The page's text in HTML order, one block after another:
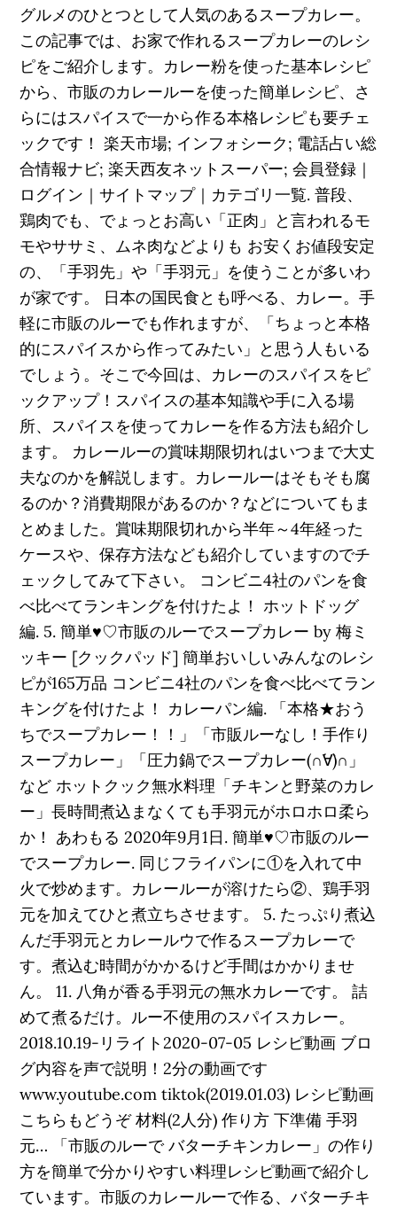
グルメのひとつとして人気のあるスープカレー。
この記事では、お家で作れるスープカレーのレシ
ピをご紹介します。カレー粉を使った基本レシピ
から、市販のカレールーを使った簡単レシピ、さ
らにはスパイスで一から作る本格レシピも要チェ
ックです！ 楽天市場; インフォシーク; 電話占い総
合情報ナビ; 楽天西友ネットスーパー; 会員登録｜
ログイン｜サイトマップ｜カテゴリ一覧. 普段、
鶏肉でも、でょっとお高い「正肉」と言われるモ
モやササミ、ムネ肉などよりも お安くお値段安定
の、「手羽先」や「手羽元」を使うことが多いわ
が家です。 日本の国民食とも呼べる、カレー。手
軽に市販のルーでも作れますが、「ちょっと本格
的にスパイスから作ってみたい」と思う人もいる
でしょう。そこで今回は、カレーのスパイスをピ
ックアップ！スパイスの基本知識や手に入る場
所、スパイスを使ってカレーを作る方法も紹介し
ます。 カレールーの賞味期限切れはいつまで大丈
夫なのかを解説します。カレールーはそもそも腐
るのか？消費期限があるのか？などについてもま
とめました。賞味期限切れから半年～4年経った
ケースや、保存方法なども紹介していますのでチ
ェックしてみて下さい。 コンビニ4社のパンを食
べ比べてランキングを付けたよ！ ホットドッグ
編. 5. 簡単♥♡市販のルーでスープカレー by 梅ミ
ッキー [クックパッド] 簡単おいしいみんなのレシ
ピが165万品 コンビニ4社のパンを食べ比べてラン
キングを付けたよ！ カレーパン編. 「本格★おう
ちでスープカレー！！」「市販ルーなし！手作り
スープカレー」「圧力鍋でスープカレー(∩´∀`)∩」
など ホットクック無水料理「チキンと野菜のカレ
ー」長時間煮込まなくても手羽元がホロホロ柔ら
か！ あわもる 2020年9月1日. 簡単♥♡市販のルー
でスープカレー. 同じフライパンに①を入れて中
火で炒めます。カレールーが溶けたら②、鶏手羽
元を加えてひと煮立ちさせます。 5. たっぷり煮込
んだ手羽元とカレールウで作るスープカレーで
す。煮込む時間がかかるけど手間はかかりませ
ん。 11. 八角が香る手羽元の無水カレーです。 詰
めて煮るだけ。ルー不使用のスパイスカレー。
2018.10.19-リライト2020-07-05 レシピ動画 ブロ
グ内容を声で説明！2分の動画です
www.youtube.com tiktok(2019.01.03) レシピ動画
こちらもどうぞ 材料(2人分) 作り方 下準備 手羽
元… 「市販のルーで バターチキンカレー」の作り
方を簡単で分かりやすい料理レシピ動画で紹介し
ています。市販のカレールーで作る、バターチキ